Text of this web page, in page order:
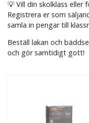
💡 Vill din skolklass eller
Registrera er som
samla in pengar till
Beställ lakan och
och gör samtidigt gott!